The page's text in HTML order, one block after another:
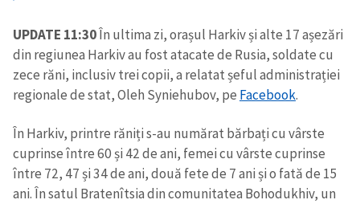
UPDATE 11:30În ultima zi, orașul Harkiv și alte 17 așezări
din regiunea Harkiv au fost atacate de Rusia, soldate cu
zece răni, inclusiv trei copii, a relatat șeful administrației
regionale de stat, Oleh Syniehubov, pe Facebook.
În Harkiv, printre răniți s-au numărat bărbați cu vârste
cuprinse între 60 și 42 de ani, femei cu vârste cuprinse
între 72, 47 și 34 de ani, două fete de 7 ani și o fată de 15
ani. În satul Bratenîtsia din comunitatea Bohodukhiv, un